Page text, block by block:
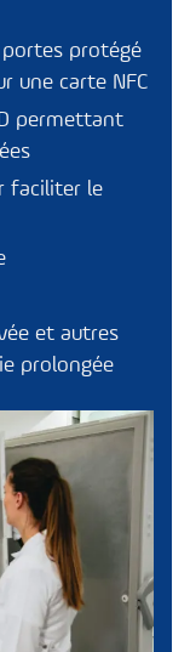
portes protégé
une carte NFC
permettant
faciliter le
et autres
prolongée